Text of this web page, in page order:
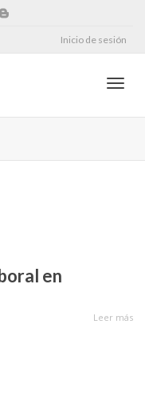
Inicio de sesión
en
Leer más